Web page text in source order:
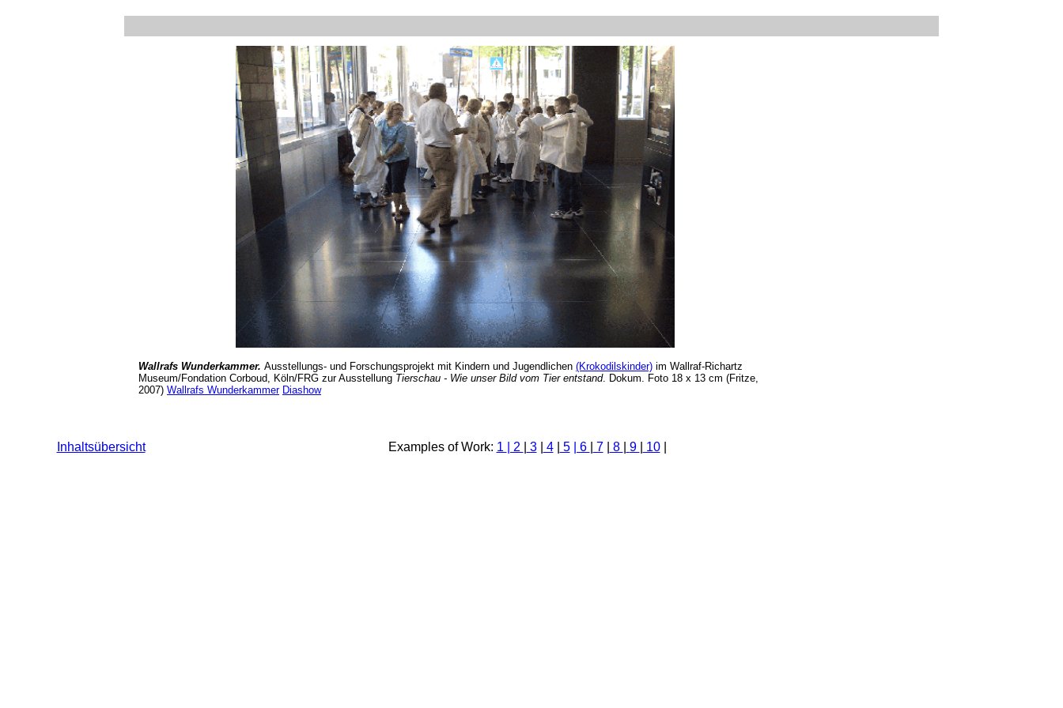
Wallrafs Wunderkammer. Ausstellungs- und Forschungsprojekt mit Kindern und Jugendlichen (Krokodilskinder) im Wallraf-Richartz
Museum/Fondation Corboud, Köln/FRG zur Ausstellung Tierschau - Wie unser Bild vom Tier entstand. Dokum. Foto 18 x 13 cm (Fritze,
2007) Wallrafs Wunderkammer Diashow
Inhaltsübersicht Examples of Work: 1 | 2 3| 4| 5 | 6 7| 8 9 10|